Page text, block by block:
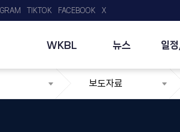
WKBL 뉴스 일
TIKTOK FACEBOOK X
보도자료